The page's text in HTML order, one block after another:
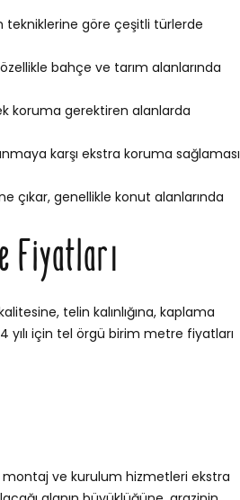
tekniklerine göre çeşitli türlerde
bahçe ve tarım alanlarında
koruma gerektiren alanlarda
karşı ekstra koruma sağlaması
çıkar, genellikle konut alanlarında
Fiyatları
telin kalınlığına, kaplama
için tel örgü birim metre fiyatları
ve kurulum hizmetleri ekstra